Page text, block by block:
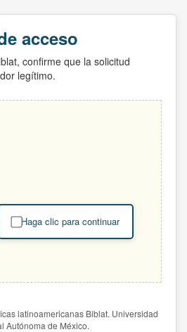
acceso
confirme que la solicitud
legítimo.
Haga clic para continuar
latinoamericanas Biblat. Universidad
Autónoma de México.